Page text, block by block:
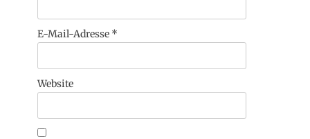
E-Mail-Adresse *
Website